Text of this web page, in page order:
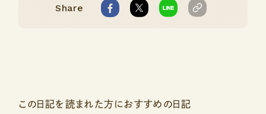
Share
この日記を読まれた方におすすめの日記